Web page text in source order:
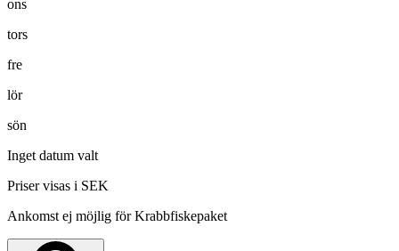
ons
tors
fre
lör
sön
Inget datum valt
Priser visas i SEK
Ankomst ej möjlig för Krabbfiskepaket